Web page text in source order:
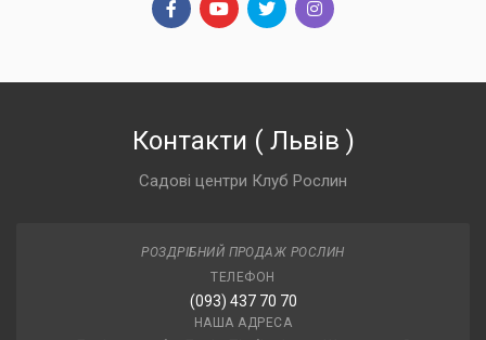
Контакти ( Львів )
Садові центри Клуб Рослин
РОЗДРІБНИЙ ПРОДАЖ РОСЛИН
ТЕЛЕФОН
(093) 437 70 70
НАША АДРЕСА